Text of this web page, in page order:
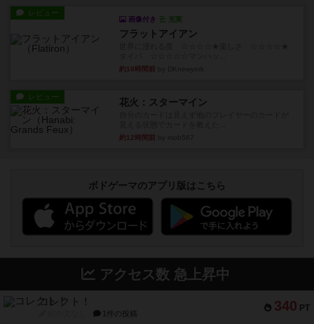
レビュー
画像付き 充実
フラットアイアン
約10時間前
レビュー 花火：スターマイン
約12時間前
ボドゲーマのアプリ版はこちら
アクセス数 急上昇中
340 PT
コレクト！
1件の投稿